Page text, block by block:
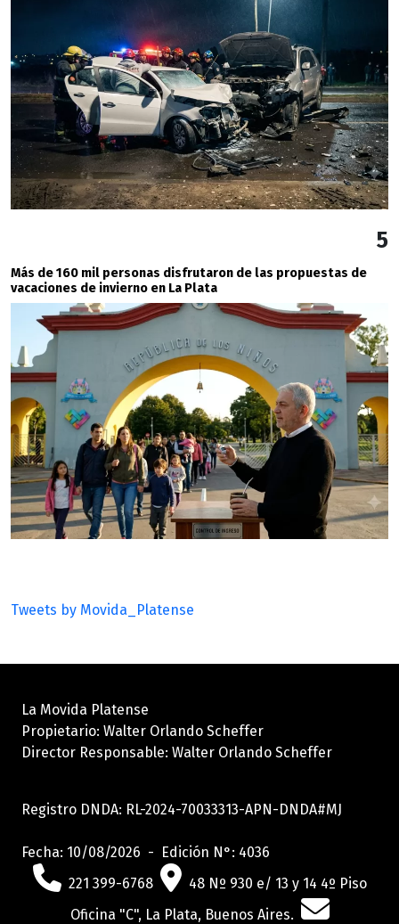
5
Más de 160 mil personas disfrutaron de las propuestas de
vacaciones de invierno en La Plata
Tweets by Movida_Platense
La Movida Platense
Propietario: Walter Orlando Scheffer
Director Responsable: Walter Orlando Scheffer
Registro DNDA: RL-2024-70033313-APN-DNDA#MJ
Fecha: 10/08/2026 - Edición N°: 4036
221 399-6768
48 Nº 930 e/ 13 y 14 4º Piso
Oficina "C", La Plata, Buenos Aires.